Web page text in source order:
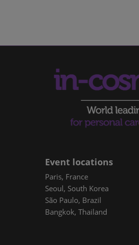
Event locations
Paris, France
Seoul, South Korea
São Paulo, Brazil
Bangkok, Thailand